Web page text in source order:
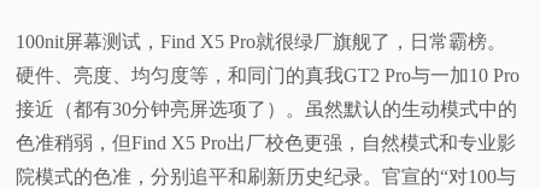
100nit屏幕测试，Find X5 Pro就很绿厂旗舰了，日常霸榜。
硬件、亮度、均匀度等，和同门的真我GT2 Pro与一加10 Pro
接近（都有30分钟亮屏选项了）。虽然默认的生动模式中的
色准稍弱，但Find X5 Pro出厂校色更强，自然模式和专业影
院模式的色准，分别追平和刷新历史纪录。官宣的“对100与